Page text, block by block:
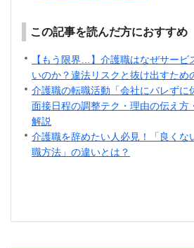
この記事を読んだ方におすすめ
【もう限界…】介護職はなぜサービ
いのか？違法リスクと抜け出すため
介護職の転職活動「会社にバレずに
面接日程の調整テク・理由の伝え方
解説
介護職を辞めたい人必見！「良くな
職方法」の違いとは？